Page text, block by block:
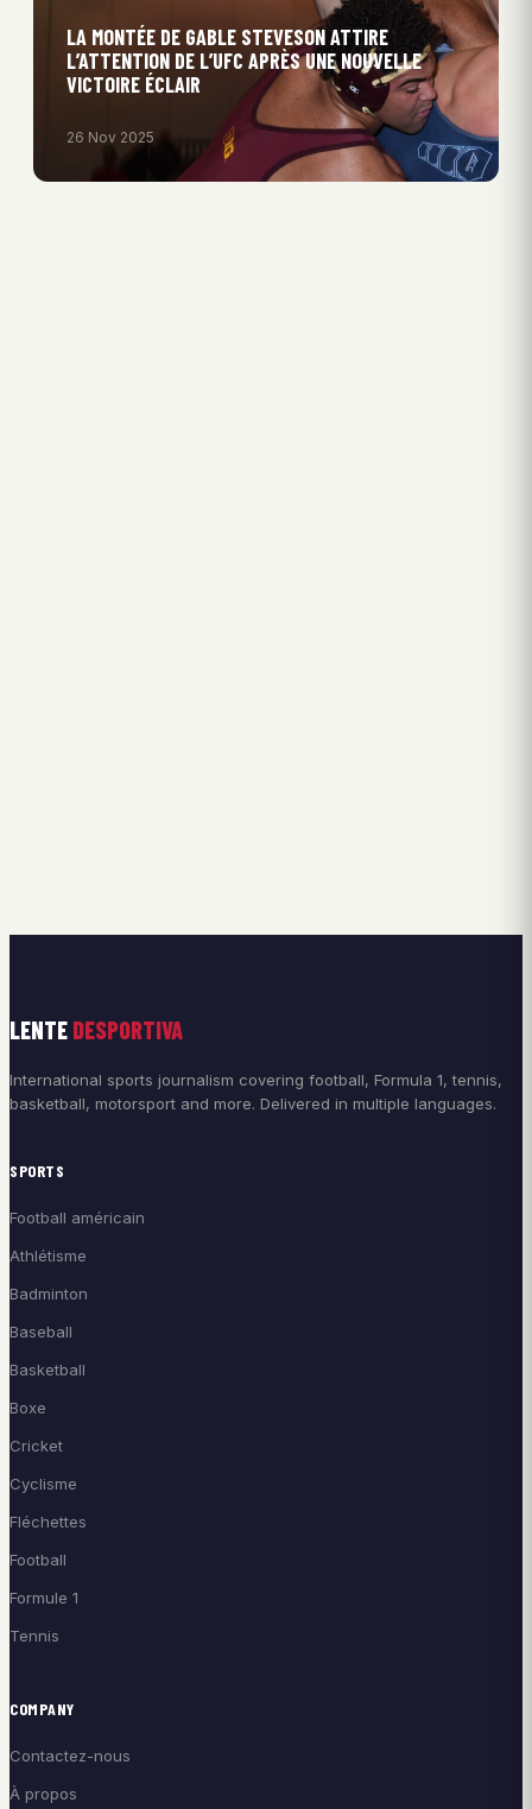
LA MONTÉE DE GABLE STEVESON ATTIRE
L’ATTENTION DE L’UFC APRÈS UNE NOUVELLE
VICTOIRE ÉCLAIR
26 Nov 2025
LENTE DESPORTIVA
International sports journalism covering football, Formula 1, tennis,
basketball, motorsport and more. Delivered in multiple languages.
SPORTS
Football américain
Athlétisme
Badminton
Baseball
Basketball
Boxe
Cricket
Cyclisme
Fléchettes
Football
Formule 1
Tennis
COMPANY
Contactez-nous
À propos